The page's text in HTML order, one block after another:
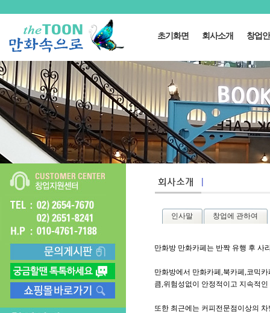
초기화면 회사소개 창업
인사말 창업에 관하여
만화방 만화카페는 반짝 유행 후 사
만화방에서 만화카페,북카페,코믹
큼,위험성없이 안정적이고 지속적
또한 최근에는 커피전문점이상의